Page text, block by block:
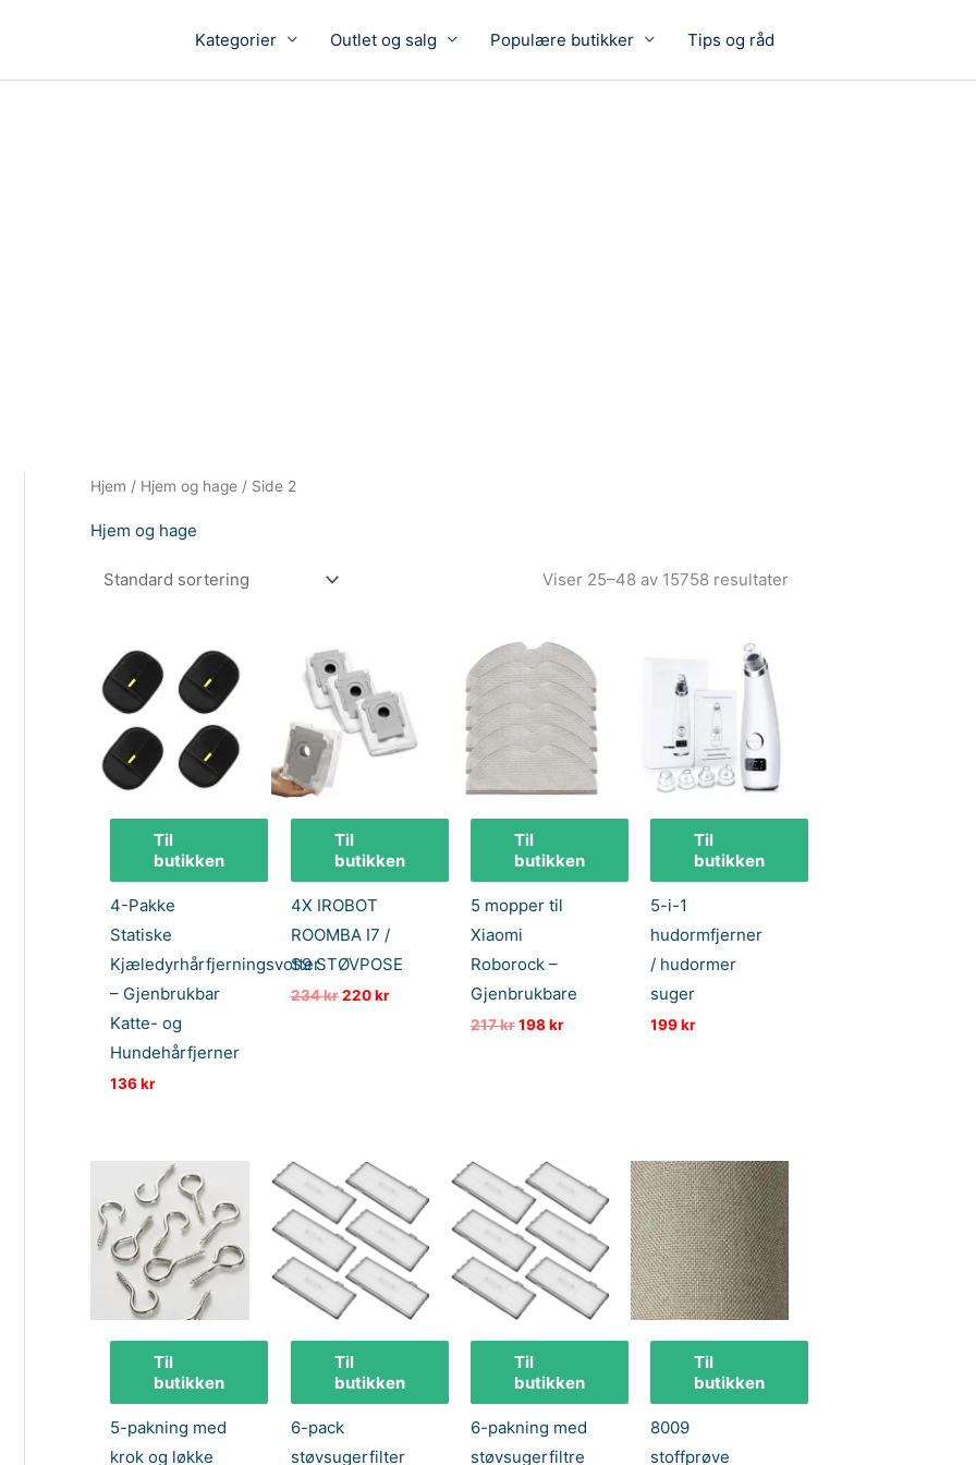
Kategorier Outlet og salg Populære butikker Tips og råd
Hjem / Hjem og hage / Side 2
Hjem og hage
Viser 25–48 av 15758 resultater
Til
butikken
4-Pakke
Statiske
Kjæledyrhårfjerningsvotter
– Gjenbrukbar
Katte- og
Hundehårfjerner
136kr
Til
butikken
4X IROBOT
ROOMBA I7 /
S9 STØVPOSE
234kr Opprinnelig
220krNåværende
Til
butikken
5 mopper til
Xiaomi
Roborock –
Gjenbrukbare
217krOpprinnelig
198krNåværende
Til
butikken
5-i-1
hudormfjerner
/ hudormer
suger
199kr
Til
butikken
5-pakning med
krok og løkke
Til
butikken
6-pack
støvsugerfilter
Til
butikken
6-pakning med
støvsugerfiltre
Til
butikken
8009
stoffprøve